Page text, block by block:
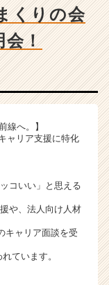
くりの会
！
線へ。】
ャリア支援に特化
コいい」と思える
や、法人向け人材
キャリア面談を受
ています。